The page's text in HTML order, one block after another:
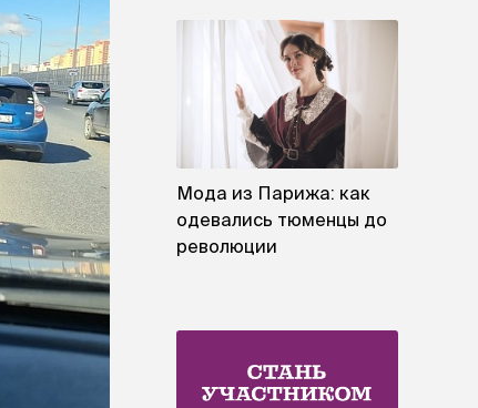
Мода из Парижа: как
одевались тюменцы до
революции